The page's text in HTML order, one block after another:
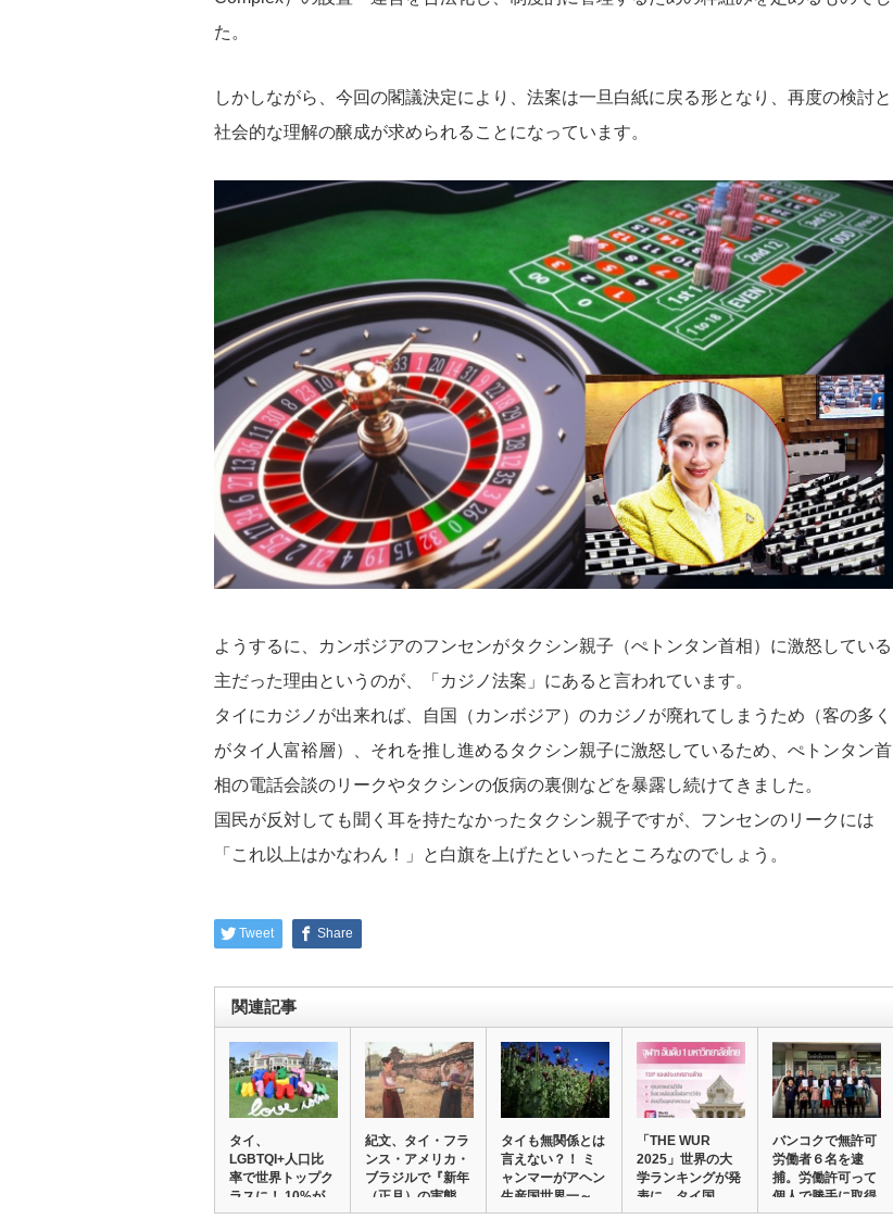
た。
しかしながら、今回の閣議決定により、法案は一旦白紙に戻る形となり、再度の検討と
社会的な理解の醸成が求められることになっています。
ようするに、カンボジアのフンセンがタクシン親子（ぺトンタン首相）に激怒している
主だった理由というのが、「カジノ法案」にあると言われています。
タイにカジノが出来れば、自国（カンボジア）のカジノが廃れてしまうため（客の多く
がタイ人富裕層）、それを推し進めるタクシン親子に激怒しているため、ぺトンタン首
相の電話会談のリークやタクシンの仮病の裏側などを暴露し続けてきました。
国民が反対しても聞く耳を持たなかったタクシン親子ですが、フンセンのリークには
「これ以上はかなわん！」と白旗を上げたといったところなのでしょう。
Tweet Share
関連記事
タイ、
LGBTQI+人口比
率で世界トップク
ラスに！ 10%が
自認…
紀文、タイ・フラ
ンス・アメリカ・
ブラジルで『新年
（正月）の実態
調…
タイも無関係とは
言えない？！ ミ
ャンマーがアヘン
生産国世界一～
国…
「THE WUR
2025」世界の大
学ランキングが発
表に。タイ国…
バンコクで無許可
労働者６名を逮
捕。労働許可って
個人で勝手に取得
で…